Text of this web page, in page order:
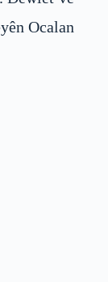
Ocalan